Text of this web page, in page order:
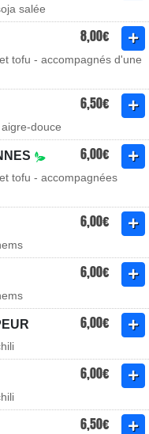
salée
8,00€
tofu - accompagnés d'une
6,50€
douce
6,00€
tofu - accompagnées
6,00€
6,00€
6,00€
6,00€
6,50€